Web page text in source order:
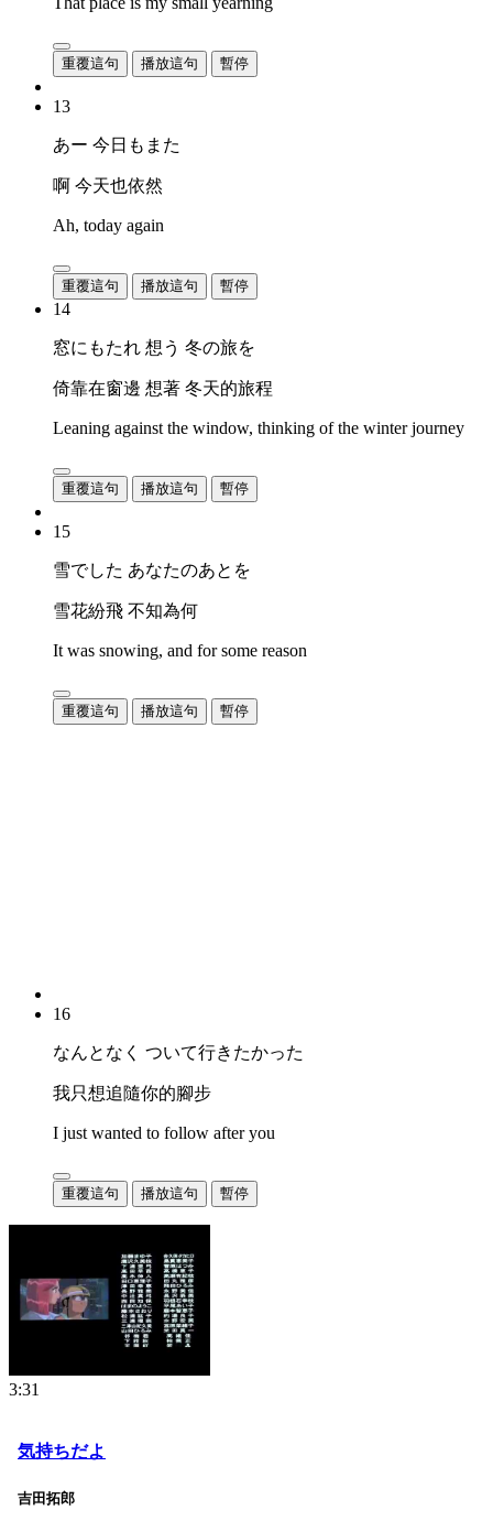
重覆這句 播放這句 暫停
13
あー 今日もまた
啊 今天也依然
Ah, today again
重覆這句 播放這句 暫停
14
窓にもたれ 想う 冬の旅を
倚靠在窗邊 想著 冬天的旅程
Leaning against the window, thinking of the winter journey
重覆這句 播放這句 暫停
15
雪でした あなたのあとを
雪花紛飛 不知為何
It was snowing, and for some reason
重覆這句 播放這句 暫停
16
なんとなく ついて行きたかった
我只想追隨你的腳步
I just wanted to follow after you
重覆這句 播放這句 暫停
3:31
気持ちだよ
吉田拓郎